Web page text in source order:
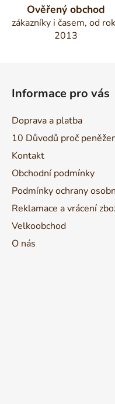
Ověřený obchod
zákazníky i časem, od
2013
Informace pro vás
Doprava a platba
10 Důvodů proč
Kontakt
Obchodní podmínky
Podmínky ochrany
Reklamace a vrácení
Velkoobchod
O nás